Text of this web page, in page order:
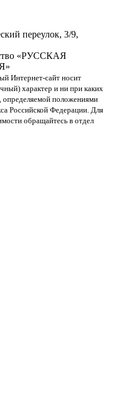
переулок, 3/9,
«РУССКАЯ
Интернет-сайт носит
характер и ни при каких
определяемой положениями
Российской Федерации. Для
обращайтесь в отдел